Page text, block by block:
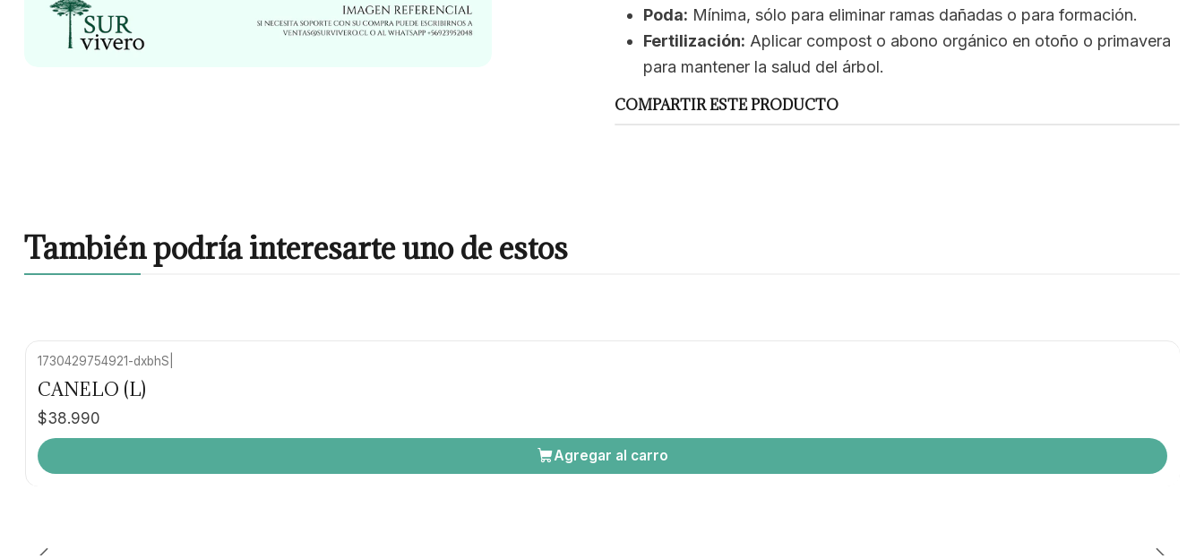
Poda: Mínima, sólo para eliminar ramas dañadas o para formación.
Fertilización: Aplicar compost o abono orgánico en otoño o primavera
para mantener la salud del árbol.
COMPARTIR ESTE PRODUCTO
También podría interesarte uno de estos
1730429754921-dxbhS
CANELO (L)
$38.990
Agregar al carro